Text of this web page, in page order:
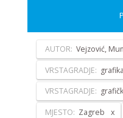
AUTOR: Vejzović,
VRSTAGRADJE: grafika
VRSTAGRADJE:
MJESTO: Zagreb